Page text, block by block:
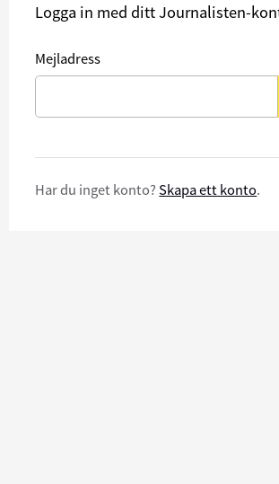
Logga in med ditt Journalisten-
Mejladress
Har du inget konto? Skapa ett konto.